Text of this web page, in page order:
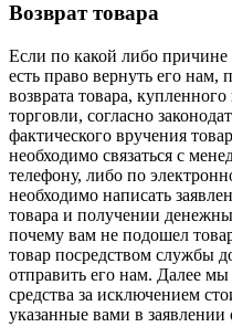
Возврат товара
Если по какой либо
есть право вернуть его
возврата товара,
торговли, согласно
фактического вручения
необходимо связаться с
телефону, либо по
необходимо написать
товара и получении
почему вам не подошел
товар посредством службы
отправить его нам. Далее
средства за исключением
указанные вами в заявлении